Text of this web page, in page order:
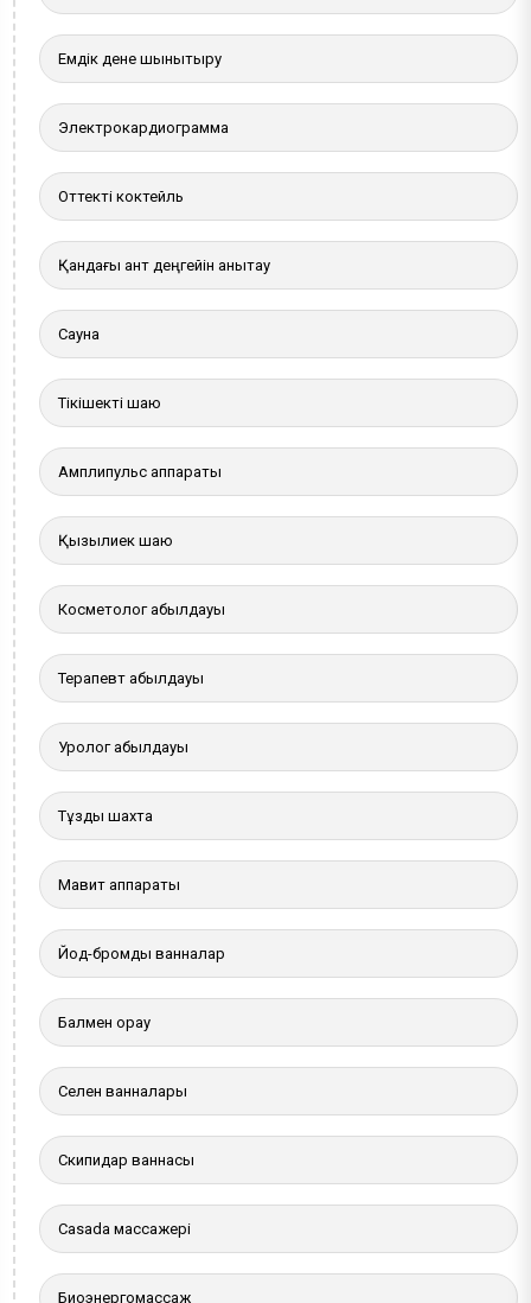
Емдік дене шынықтыру
Электрокардиограмма
Оттекті коктейль
Қандағы қант деңгейін анықтау
Сауна
Тікішекті шаю
Амплипульс аппараты
Қызылиек шаю
Косметолог қабылдауы
Терапевт қабылдауы
Уролог қабылдауы
Тұзды шахта
Мавит аппараты
Йод-бромды ванналар
Балмен орау
Селен ванналары
Скипидар ваннасы
Casada массажері
Биоэнергомассаж